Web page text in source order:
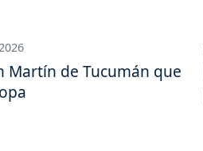
Martín de Tucumán que